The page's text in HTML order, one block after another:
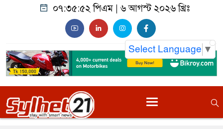
০৭:৩৫:৫৩ পিএম | ৬ আগস্ট ২০২৬ খ্রিঃ
Select Language ▼